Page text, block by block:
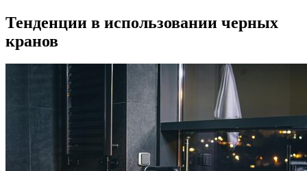
Тенденции в использовании черных
кранов